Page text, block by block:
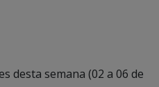
desta semana (02 a 06 de